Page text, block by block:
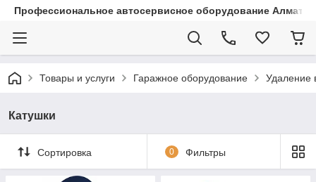
Профессиональное автосервисное оборудование Алматы
Товары и услуги Гаражное оборудование Удаление
Катушки
Сортировка 0 Фильтры